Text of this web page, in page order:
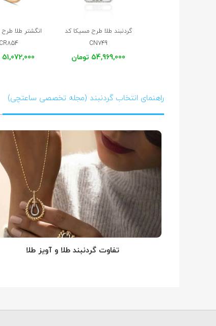
گردنبند طلا طرح مسیکا کد
CN749
54,969,000 تومان
انگشتر طلا
CR854
51,072,000 تومان
راهنمای انتخاب گردنبند (مجله تخصصی ساعتچی)
تفاوت گردنبند طلا و آویز طلا